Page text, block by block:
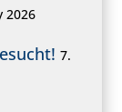
2026
7.